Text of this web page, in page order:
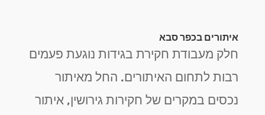
איתורים בכפר סבא
חלק מעבודת חקירת בגידות נוגעת פעמים
רבות לתחום האיתורים. החל מאיתור
נכסים במקרים של חקירות גירושין, איתור